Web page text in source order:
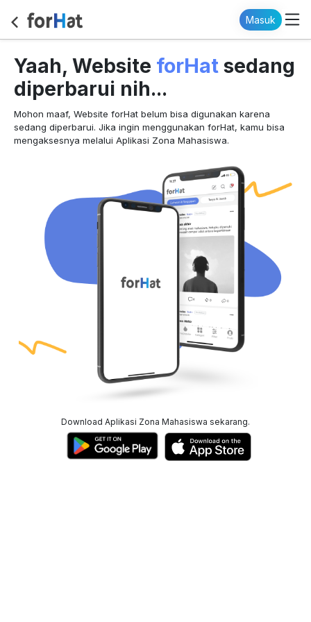
Masuk
Yaah, Website forHat sedang
diperbarui nih...
Mohon maaf, Website forHat belum bisa digunakan karena
sedang diperbarui. Jika ingin menggunakan forHat, kamu bisa
mengaksesnya melalui Aplikasi Zona Mahasiswa.
Download Aplikasi Zona Mahasiswa sekarang.